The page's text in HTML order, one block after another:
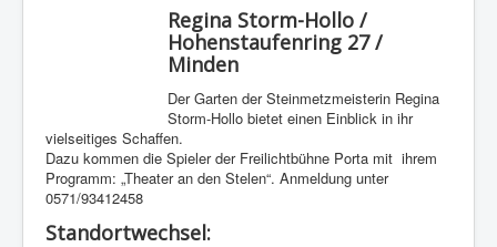
Regina Storm-Hollo /
Hohenstaufenring 27 /
Minden
Der Garten der Steinmetzmeisterin Regina
Storm-Hollo bietet einen Einblick in ihr
vielseitiges Schaffen.
Dazu kommen die Spieler der Freilichtbühne Porta mit ihrem
Programm: „Theater an den Stelen“. Anmeldung unter
0571/93412458
Standortwechsel: